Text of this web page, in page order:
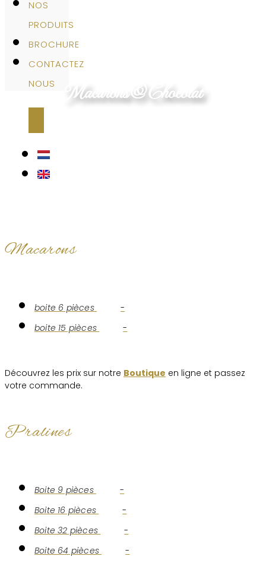
NOS
PRODUITS
BROCHURE
CONTACTEZ
NOUS
Macarons&Chocolat
Macarons
boite 6 pièces
-
boite 15 pièces
-
Découvrez les prix sur notre Boutique en ligne et passez
votre commande.
Pralines
Boite 9 pièces
-
Boite 16 pièces
-
Boite 32 pièces
-
Boite 64 pièces
-